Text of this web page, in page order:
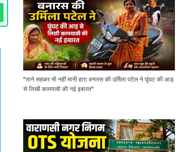
"ताने सहकर भी नहीं मानी हार: बनारस की उर्मिला पटेल ने घूंघट की आड़
से लिखी कामयाबी की नई इबारत"